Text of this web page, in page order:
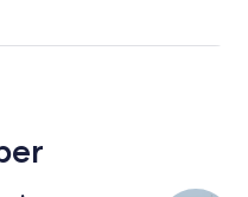
birthday!